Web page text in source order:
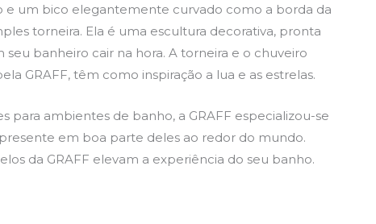
um bico elegantemente curvado como a borda da
torneira. Ela é uma escultura decorativa, pronta
banheiro cair na hora. A torneira e o chuveiro
GRAFF, têm como inspiração a lua e as estrelas.
para ambientes de banho, a GRAFF especializou-se
em boa parte deles ao redor do mundo.
da GRAFF elevam a experiência do seu banho.